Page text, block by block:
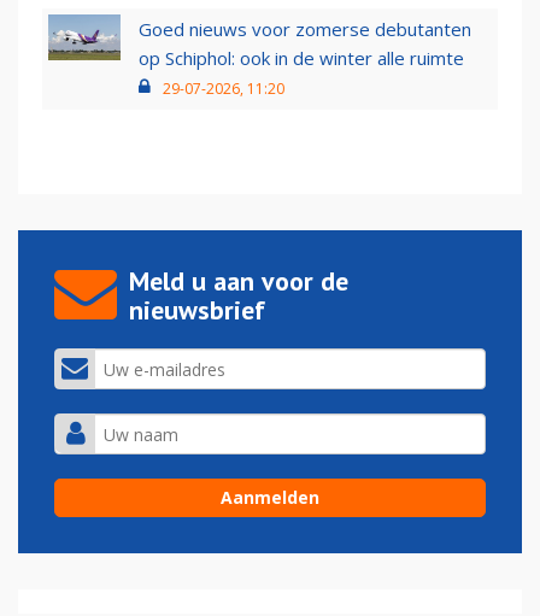
Goed nieuws voor zomerse debutanten
op Schiphol: ook in de winter alle ruimte
29-07-2026, 11:20
Meld u aan voor de
nieuwsbrief